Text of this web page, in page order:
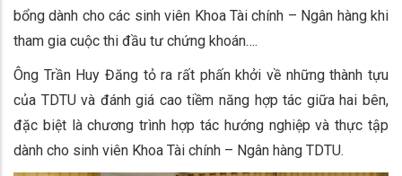
bổng dành cho các sinh viên Khoa Tài chính – Ngân hàng khi
tham gia cuộc thi đầu tư chứng khoán….
Ông Trần Huy Đăng tỏ ra rất phấn khởi về những thành tựu
của TDTU và đánh giá cao tiềm năng hợp tác giữa hai bên,
đặc biệt là chương trình hợp tác hướng nghiệp và thực tập
dành cho sinh viên Khoa Tài chính – Ngân hàng TDTU.